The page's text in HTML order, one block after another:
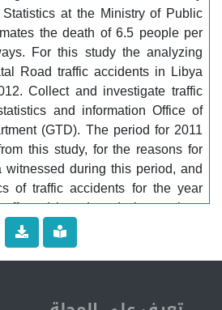
مستوى السلامة المرورية في
من هذا هو الوصول إلى تصنيف
أسبابها، وأسس تحليل بيانات
تحليل البيانات الإحصائية
ليبيا. فقد تبين أن حوادث المركبات
الحوادث مثل تصميم الطرق،
البشري، وأكثر. الكلمات
بيانات إحصائية، عامل الحوادث
at the Ministry of Public
the death of 6.5 people per
For this study the analyzing
Road traffic accidents in Libya
Collect and investigate traffic
and information Office of
(GTD). The period for 2011
this study, for the reasons for
during this period, and
of traffic accidents for the year
it and made its numbers
of most traffic sections in
and the lack of vehicles on
followed the descriptive
and the use of the scientific